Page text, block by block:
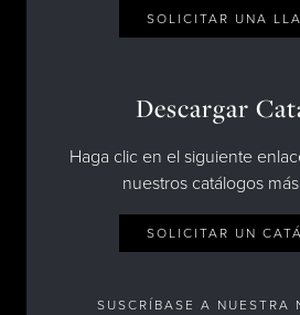
SOLICITAR UNA
Descargar
Haga clic en el siguiente
nuestros catálogos
SOLICITAR UN
SUSCRÍBASE A NUESTRA